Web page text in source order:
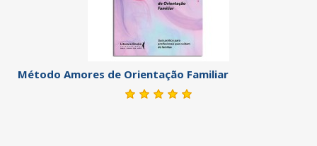
Método Amores de Orientação Familiar